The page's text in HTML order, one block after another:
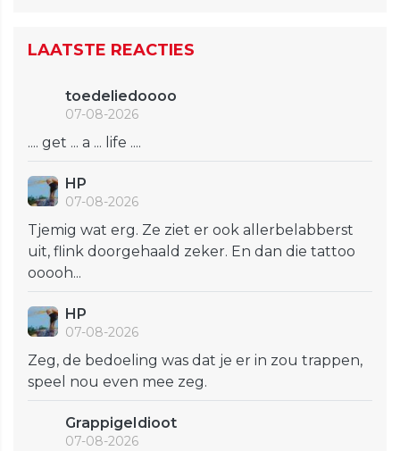
LAATSTE REACTIES
toedeliedoooo
07-08-2026
.... get ... a ... life ....
HP
07-08-2026
Tjemig wat erg. Ze ziet er ook allerbelabberst
uit, flink doorgehaald zeker. En dan die tattoo
ooooh...
HP
07-08-2026
Zeg, de bedoeling was dat je er in zou trappen,
speel nou even mee zeg.
GrappigeIdioot
07-08-2026